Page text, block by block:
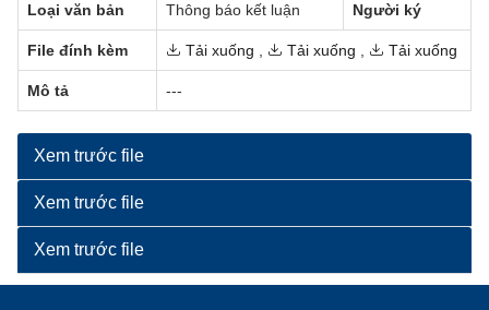
Loại văn bản Thông báo kết luận Người ký
File đính kèm Tải xuống Tải xuống Tải xuống
Mô tả ---
Xem trước file
Xem trước file
Xem trước file